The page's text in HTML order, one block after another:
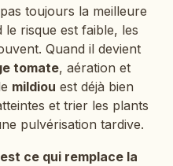
pas toujours la meilleure
le risque est faible, les
Quand il devient
tomate, aération et
mildiou est déjà bien
et trier les plants
pulvérisation tardive.
ce qui remplace la